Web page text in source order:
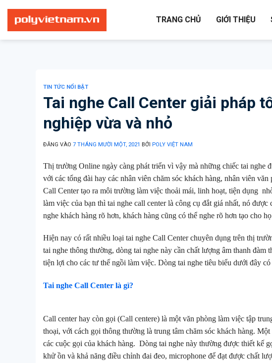
nội
dung
TRANG CHỦ GIỚI THIỆU
TIN TỨC NỔI BẬT
Tai nghe Call Center giải pháp
nghiệp vừa và nhỏ
ĐĂNG VÀO 7 THÁNG MƯỜI MỘT, 2021 BỞI POLY VIỆT NAM
Thị trường Online ngày càng phát triển vì vậy mà những chiếc tai nghe
với các tổng đài hay các nhân viên chăm sóc khách hàng, nhân viên
Call Center tạo ra môi trường làm việc thoải mái, linh hoạt, tiện dụng
làm việc của bạn thì tai nghe call center là công cụ đắt giá nhất, nó
nghe khách hàng rõ hơn, khách hàng cũng có thể nghe rõ hơn tạo cho
Hiện nay có rất nhiều loại tai nghe Call Center chuyên dụng trên thị
tai nghe thông thường, dòng tai nghe này cần chất lượng âm thanh
tiện lợi cho các tư thế ngồi làm việc. Dòng tai nghe tiêu biểu dưới đây
Tai nghe Call Center là gì?
Call center hay còn gọi (Call centere) là một văn phòng làm việc tập
thoại, với cách gọi thông thường là trung tâm chăm sóc khách hàng.
các cuộc gọi của khách hàng. Dòng tai nghe này thường được thiết kế
khử ồn và khả năng điều chỉnh đai đeo, microphone để đạt được chất